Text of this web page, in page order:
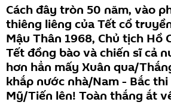
Cách đây tròn 50 năm, vào
thiêng liêng của Tết cổ
Mậu Thân 1968, Chủ tịch Hồ
Tết đồng bào và chiến sĩ cả
hơn hẳn mấy Xuân qua/
khắp nước nhà/Nam - Bắc
Mỹ/Tiến lên! Toàn thắng ắt